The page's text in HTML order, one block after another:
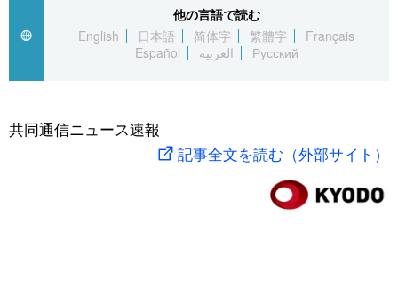
العربية
社会
旅と暮らし
文化
科学・技術
暮らし
お知らせ
他の言語で読む
English
日本語 简体字 繁體字
Français
Español
العربية Русский
共同通信ニュース速報
記事全文を読む（外部サイト）